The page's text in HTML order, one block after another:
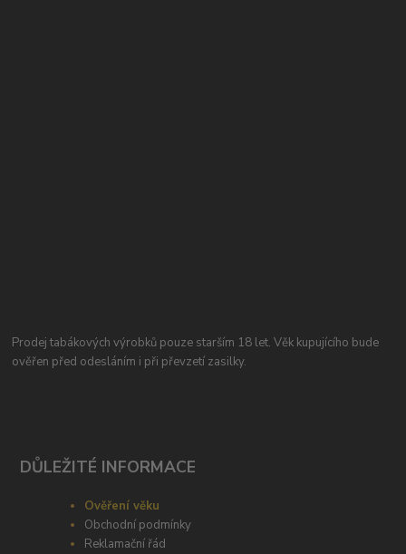
Prodej tabákových výrobků pouze starším 18 let. Věk kupujícího bude
ověřen před odesláním i při převzetí zasilky.
DŮLEŽITÉ INFORMACE
Ověření věku
Obchodní podmínky
Reklamační řád